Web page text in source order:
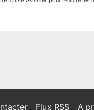
Flux RSS A